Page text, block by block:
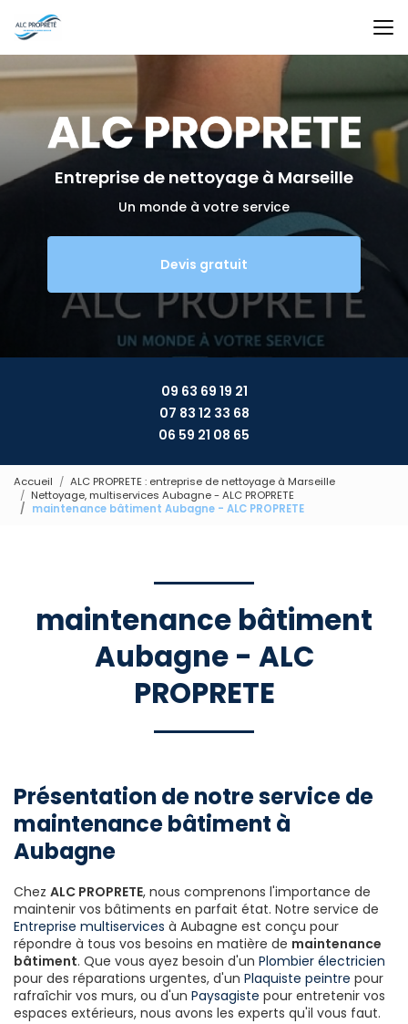
au
contenu
principal
Entreprise de nettoyage à Marseille
Un monde à votre service
Devis gratuit
09 63 69 19 21
07 83 12 33 68
06 59 21 08 65
Accueil
ALC PROPRETE : entreprise de nettoyage à Marseille
Nettoyage, multiservices Aubagne - ALC PROPRETE
maintenance bâtiment Aubagne - ALC PROPRETE
maintenance bâtiment
Aubagne - ALC
PROPRETE
Présentation de notre service de
maintenance bâtiment à
Aubagne
Chez ALC PROPRETE, nous comprenons l'importance de
maintenir vos bâtiments en parfait état. Notre service de
Entreprise multiservices à Aubagne est conçu pour
répondre à tous vos besoins en matière de maintenance
bâtiment. Que vous ayez besoin d'un Plombier électricien
pour des réparations urgentes, d'un Plaquiste peintre pour
rafraîchir vos murs, ou d'un Paysagiste pour entretenir vos
espaces extérieurs, nous avons les experts qu'il vous faut.